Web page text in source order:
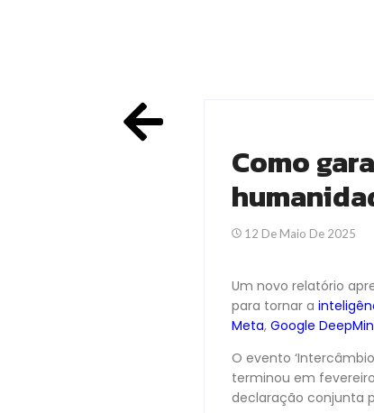
Como
12 De Maio De 2025
Um novo relatório
para tornar a
Meta, Google
O evento
terminou em
declaração conjunta